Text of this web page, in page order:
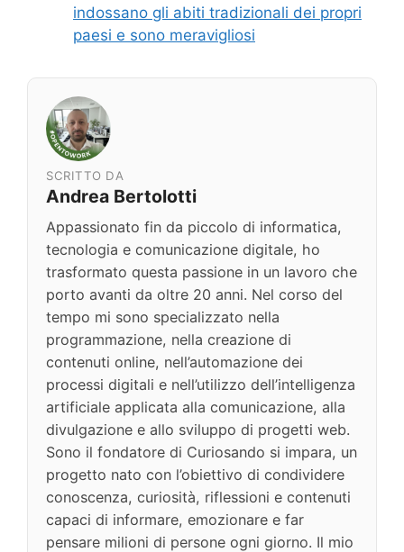
indossano gli abiti tradizionali dei propri
paesi e sono meravigliosi
SCRITTO DA
Andrea Bertolotti
Appassionato fin da piccolo di informatica,
tecnologia e comunicazione digitale, ho
trasformato questa passione in un lavoro che
porto avanti da oltre 20 anni. Nel corso del
tempo mi sono specializzato nella
programmazione, nella creazione di
contenuti online, nell’automazione dei
processi digitali e nell’utilizzo dell’intelligenza
artificiale applicata alla comunicazione, alla
divulgazione e allo sviluppo di progetti web.
Sono il fondatore di Curiosando si impara, un
progetto nato con l’obiettivo di condividere
conoscenza, curiosità, riflessioni e contenuti
capaci di informare, emozionare e far
pensare milioni di persone ogni giorno. Il mio